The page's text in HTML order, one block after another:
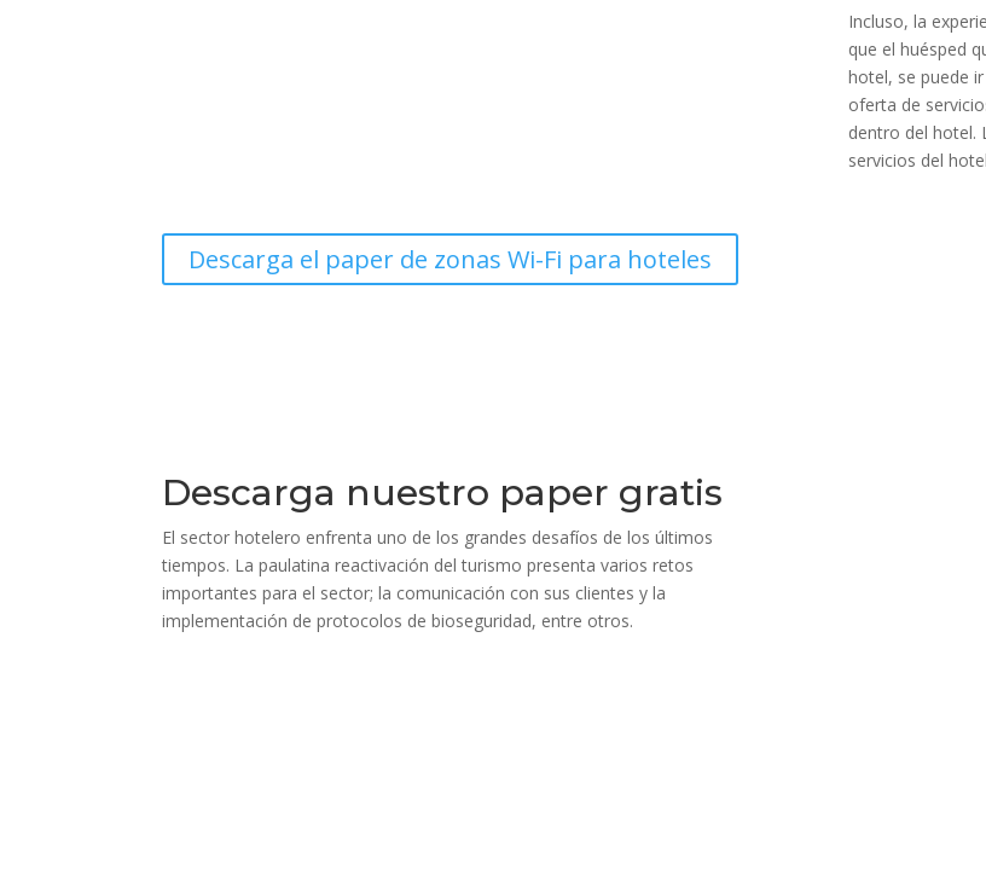
Incluso, la
que el huésped
hotel, se puede
oferta de
dentro del hotel.
servicios del
Descarga el paper de zonas Wi-Fi para hoteles
Descarga nuestro paper gratis
El sector hotelero enfrenta uno de los grandes desafíos de los últimos
tiempos. La paulatina reactivación del turismo presenta varios retos
importantes para el sector; la comunicación con sus clientes y la
implementación de protocolos de bioseguridad, entre otros.